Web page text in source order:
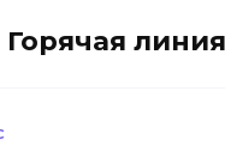
Горячая линия